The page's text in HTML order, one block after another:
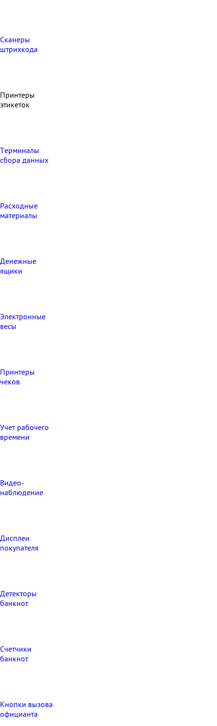
Сканеры
штрихкода
Принтеры
этикеток
Терминалы
сбора данных
Расходные
материалы
Денежные
ящики
Электронные
весы
Принтеры
чеков
Учет рабочего
времени
Видео‑
наблюдение
Дисплеи
покупателя
Детекторы
банкнот
Счетчики
банкнот
Кнопки вызова
официанта